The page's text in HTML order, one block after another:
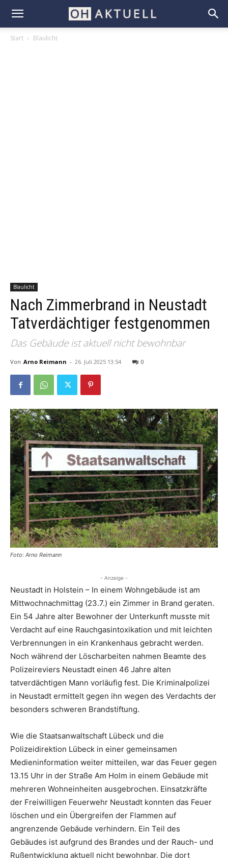
Start Blaulicht
Blaulicht
Nach Zimmerbrand in Neustadt
Tatverdächtiger festgenommen
Das Gebäude ist aktuell nicht bewohnbar
Von Arno Reimann - 26. Juli 2025 13:54 0
Foto: Arno Reimann
- Anzeige -
Neustadt in Holstein – In einem Wohngebäude ist am
Mittwochnachmittag (23.7.) ein Zimmer in Brand geraten.
Ein 54 Jahre alter Bewohner der Unterkunft musste mit
Verdacht auf eine Rauchgasintoxikation und mit leichten
Verbrennungen in ein Krankenhaus gebracht werden.
Noch während der Löscharbeiten nahmen Beamte des
Polizeireviers Neustadt einen 46 Jahre alten
tatverdächtigen Mann vorläufig fest. Die Kriminalpolizei
in Neustadt ermittelt gegen ihn wegen des Verdachts der
besonders schweren Brandstiftung.
Wie die Staatsanwaltschaft Lübeck und die
Polizeidirektion Lübeck in einer gemeinsamen
Medieninformation weiter mitteilen, war das Feuer gegen
13.15 Uhr in der Straße Am Holm in einem Gebäude mit
mehreren Wohneinheiten ausgebrochen. Einsatzkräfte
der Freiwilligen Feuerwehr Neustadt konnten das Feuer
löschen und ein Übergreifen der Flammen auf
angrenzende Gebäude verhindern. Ein Teil des
Gebäudes ist aufgrund des Brandes und der Rauch- und
Rußentwicklung aktuell nicht bewohnbar. Die dort